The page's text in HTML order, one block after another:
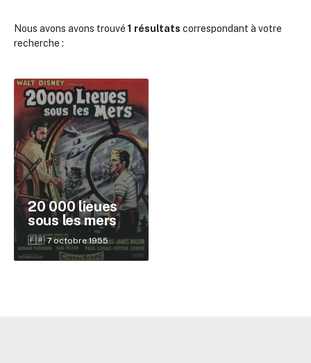
Nous avons avons trouvé 1 résultats correspondant à votre
recherche :
20 000 lieues
sous les mers
🇫🇷 7 octobre 1955
✕